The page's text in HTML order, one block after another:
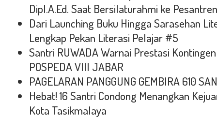
Dipl.A.Ed. Saat Bersilaturahmi ke
Dari Launching Buku Hingga Sarasehan
Lengkap Pekan Literasi Pelajar #5
Santri RUWADA Warnai Prestasi
POSPEDA VIII JABAR
PAGELARAN PANGGUNG GEMBIRA 610
Hebat! 16 Santri Condong Menangkan
Kota Tasikmalaya